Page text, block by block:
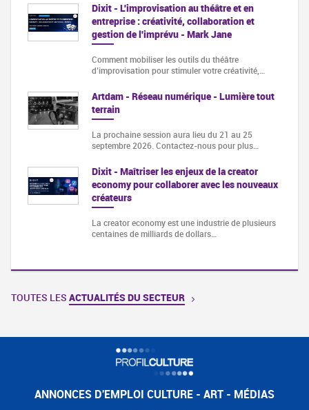
Dixit - L'improvisation au théâtre et en
entreprise : créativité, collaboration et
gestion de l'imprévu - Mark Jane
Comment mobiliser les outils du théâtre
d’improvisation pour stimuler votre créativité,…
Artdam - Réseau numérique - Lumière tout
terrain
La prochaine session aura lieu du 21 au 25
septembre 2026. Contactez-nous pour plus…
Dixit - Maîtriser les enjeux de la creator
economy pour collaborer avec les nouveaux
créateurs
La creator economy est une industrie de plusieurs
centaines de milliards de dollars…
TOUTES LES ACTUALITÉS DU SECTEUR
ANNONCES D'EMPLOI CULTURE - ART - MÉDIAS